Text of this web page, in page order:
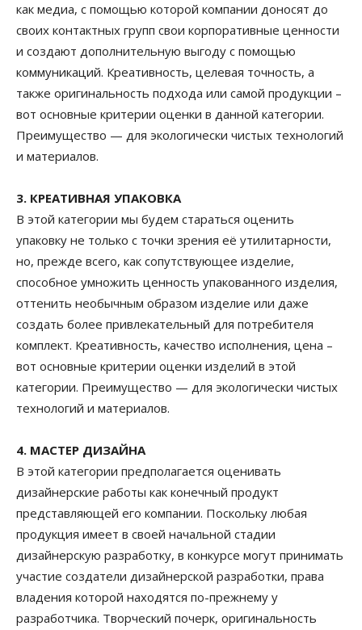
как медиа, с помощью которой компании доносят до
своих контактных групп свои корпоративные ценности
и создают дополнительную выгоду с помощью
коммуникаций. Креативность, целевая точность, а
также оригинальность подхода или самой продукции –
вот основные критерии оценки в данной категории.
Преимущество — для экологически чистых технологий
и материалов.
3. КРЕАТИВНАЯ УПАКОВКА
В этой категории мы будем стараться оценить
упаковку не только с точки зрения её утилитарности,
но, прежде всего, как сопутствующее изделие,
способное умножить ценность упакованного изделия,
оттенить необычным образом изделие или даже
создать более привлекательный для потребителя
комплект. Креативность, качество исполнения, цена –
вот основные критерии оценки изделий в этой
категории. Преимущество — для экологически чистых
технологий и материалов.
4. МАСТЕР ДИЗАЙНА
В этой категории предполагается оценивать
дизайнерские работы как конечный продукт
представляющей его компании. Поскольку любая
продукция имеет в своей начальной стадии
дизайнерскую разработку, в конкурсе могут принимать
участие создатели дизайнерской разработки, права
владения которой находятся по-прежнему у
разработчика. Творческий почерк, оригинальность